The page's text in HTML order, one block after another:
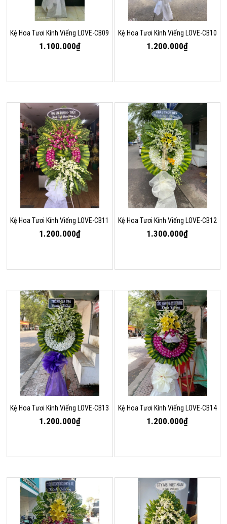
Kệ Hoa Tươi Kính Viếng LOVE-CB09
1.100.000₫
Kệ Hoa Tươi Kính Viếng LOVE-CB10
1.200.000₫
Kệ Hoa Tươi Kính Viếng LOVE-CB11
1.200.000₫
Kệ Hoa Tươi Kính Viếng LOVE-CB12
1.300.000₫
Kệ Hoa Tươi Kính Viếng LOVE-CB13
1.200.000₫
Kệ Hoa Tươi Kính Viếng LOVE-CB14
1.200.000₫